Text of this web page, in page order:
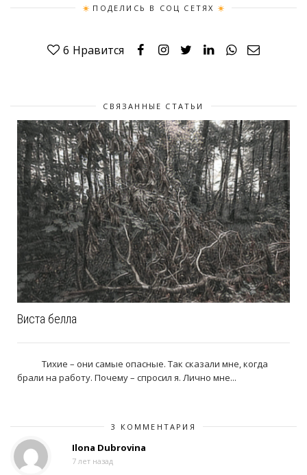
ПОДЕЛИСЬ В СОЦ СЕТЯХ
6 Нравится
СВЯЗАННЫЕ СТАТЬИ
Виста белла
Тихие – они самые опасные. Так сказали мне, когда
брали на работу. Почему – спросил я. Лично мне...
3 КОММЕНТАРИЯ
Ilona Dubrovina
7 лет назад